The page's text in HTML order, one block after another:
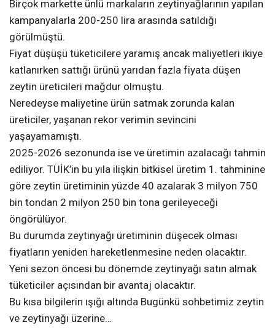
Birçok markette ünlü markaların zeytinyağlarının yapılan
kampanyalarla 200-250 lira arasında satıldığı
görülmüştü.
Fiyat düşüşü tüketicilere yaramış ancak maliyetleri ikiye
katlanırken sattığı ürünü yarıdan fazla fiyata düşen
zeytin üreticileri mağdur olmuştu.
Neredeyse maliyetine ürün satmak zorunda kalan
üreticiler, yaşanan rekor verimin sevincini
yaşayamamıştı.
2025-2026 sezonunda ise ve üretimin azalacağı tahmin
ediliyor. TÜİK’in bu yıla ilişkin bitkisel üretim 1. tahminine
göre zeytin üretiminin yüzde 40 azalarak 3 milyon 750
bin tondan 2 milyon 250 bin tona gerileyeceği
öngörülüyor.
Bu durumda zeytinyağı üretiminin düşecek olması
fiyatların yeniden hareketlenmesine neden olacaktır.
Yeni sezon öncesi bu dönemde zeytinyağı satın almak
tüketiciler açısından bir avantaj olacaktır.
Bu kısa bilgilerin ışığı altında Bugünkü sohbetimiz zeytin
ve zeytinyağı üzerine…